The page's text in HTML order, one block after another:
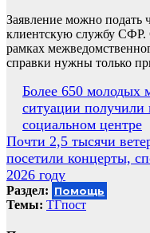
Заявление можно
клиентскую службу СФР.
рамках
справки нужны только
Навигация
по
записям
Более 650 молодых
ситуации
социальном центре
Почти 2,5 тысячи
посетили концерты,
2026 году
Раздел: Помощь
Темы: ТГпост